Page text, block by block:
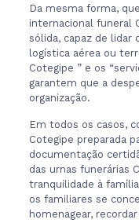
Da mesma forma,
internacional funeral
sólida, capaz de lidar
logística aérea ou
Cotegipe ” e os
garantem que a
organização.
Em todos os casos,
Cotegipe preparada
documentação
das urnas funerárias
tranquilidade à
os familiares se
homenagear,